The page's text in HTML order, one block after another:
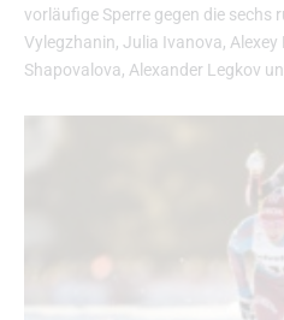
vorläufige Sperre gegen die sechs
Vylegzhanin, Julia Ivanova, Alexey
Shapovalova, Alexander Legkov